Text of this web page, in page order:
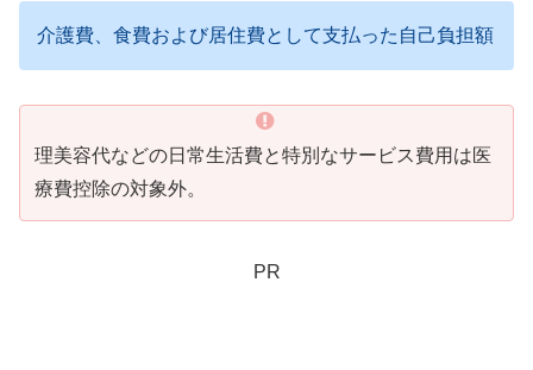
介護費、食費および居住費として支払った自己負担額
理美容代などの日常生活費と特別なサービス費用は医
療費控除の対象外。
PR